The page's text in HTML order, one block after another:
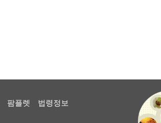
팜플렛
법령정보